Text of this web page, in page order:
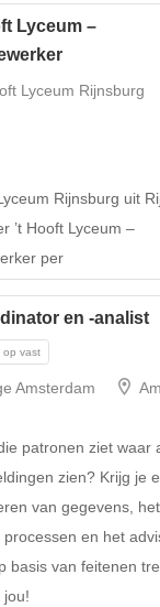
op vast
Lyceum –
Lyceum Rijnsburg
Rijnsburg uit
’t Hooft Lyceum –
per
en -analist
Amsterdam
patronen ziet waar
zien? Krijg je
van gegevens, het
en het
basis van feitenen
jou!